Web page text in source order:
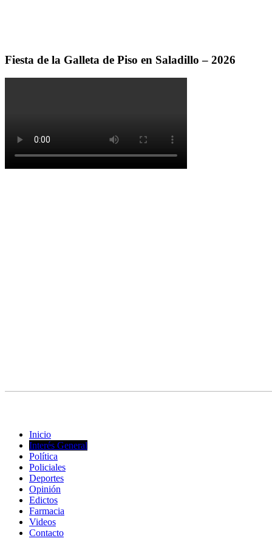
Fiesta de la Galleta de Piso en Saladillo – 2026
Inicio
Interés General
Política
Policiales
Deportes
Opinión
Edictos
Farmacia
Videos
Contacto